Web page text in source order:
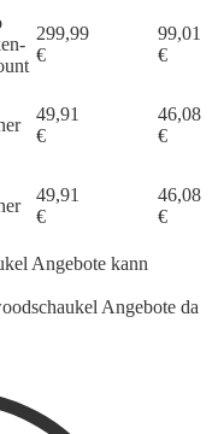
299,99
€
99,01
€
49,91
€
46,08
€
49,91
€
46,08
€
Angebote kann
Angebote da